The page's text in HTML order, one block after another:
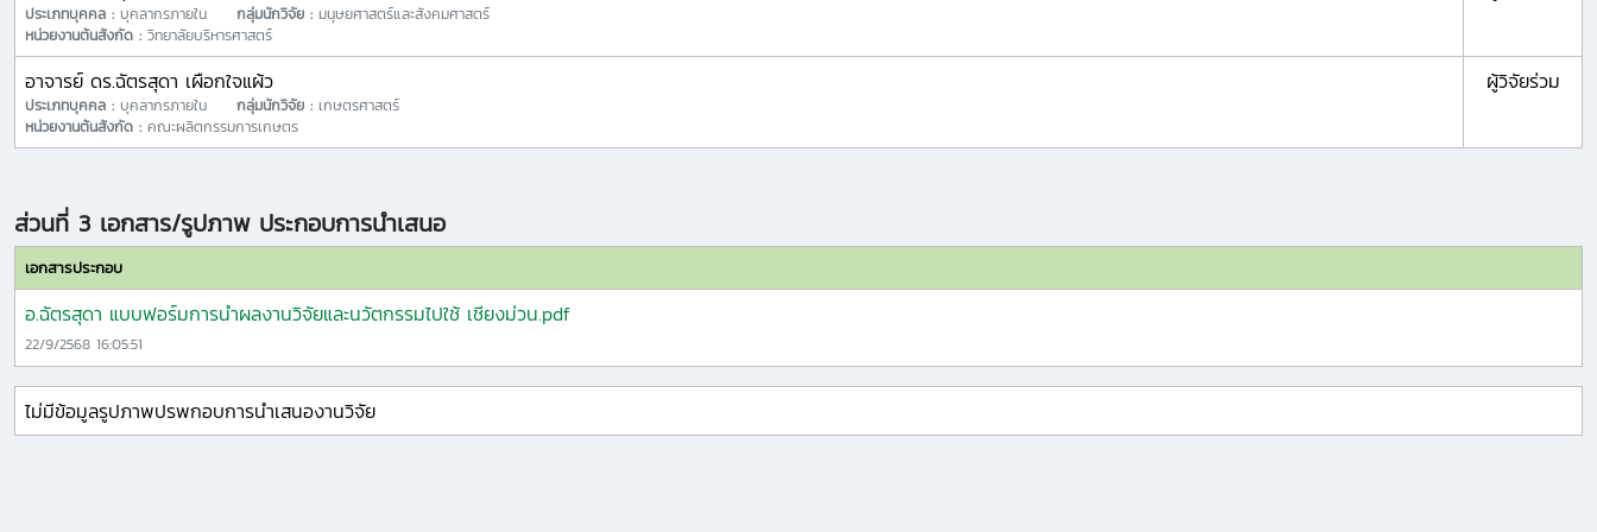
ประเภทบุคคล : บุคลากรภายใน กลุ่มนักวิจัย : มนุษยศาสตร์และสังคมศาสตร์
หน่วยงานต้นสังกัด : วิทยาลัยบริหารศาสตร์
อาจารย์ ดร.ฉัตรสุดา เผือกใจแผ้ว
ประเภทบุคคล : บุคลากรภายใน กลุ่มนักวิจัย : เกษตรศาสตร์
หน่วยงานต้นสังกัด : คณะผลิตกรรมการเกษตร
ผู้วิจัยร่วม
ส่วนที่ 3 เอกสาร/รูปภาพ ประกอบการนำเสนอ
เอกสารประกอบ
อ.ฉัตรสุดา แบบฟอร์มการนำผลงานวิจัยและนวัตกรรมไปใช้ เชียงม่วน.pdf
22/9/2568 16:05:51
ไม่มีข้อมูลรูปภาพปรพกอบการนำเสนองานวิจัย